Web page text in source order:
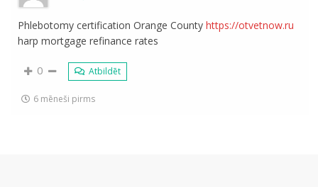
Phlebotomy certification Orange Countyhttps://otvetnow.ru
harp mortgage refinance rates
0 Atbildēt
6 mēneši pirms